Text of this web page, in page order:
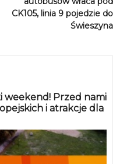
weekend! Przed nami
i atrakcje dla
CK105, linia 9 pojedzie do
Świeszyna